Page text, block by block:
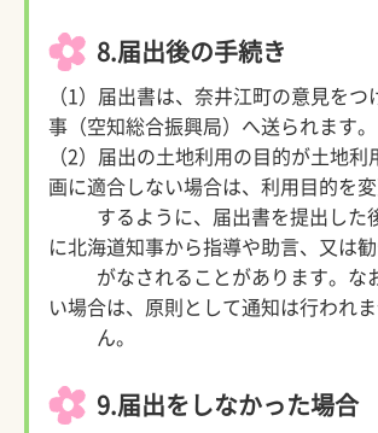
8.届出後の手続き
（1）届出書は、奈井江町の意見を
事（空知総合振興局）へ送られます。
（2）届出の土地利用の目的が土地
画に適合しない場合は、利用目的を
するように、届出書を提出した
に北海道知事から指導や助言、又は
がなされることがあります。な
い場合は、原則として通知は行われ
ん。
9.届出をしなかった場合